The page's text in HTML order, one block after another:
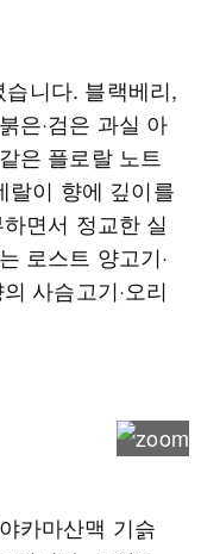
니다. 블랙베리,
은·검은 과실 아
은 플로랄 노트
랄이 향에 깊이를
면서 정교한 실
로스트 양고기·
사슴고기·오리
카마산맥 기슭